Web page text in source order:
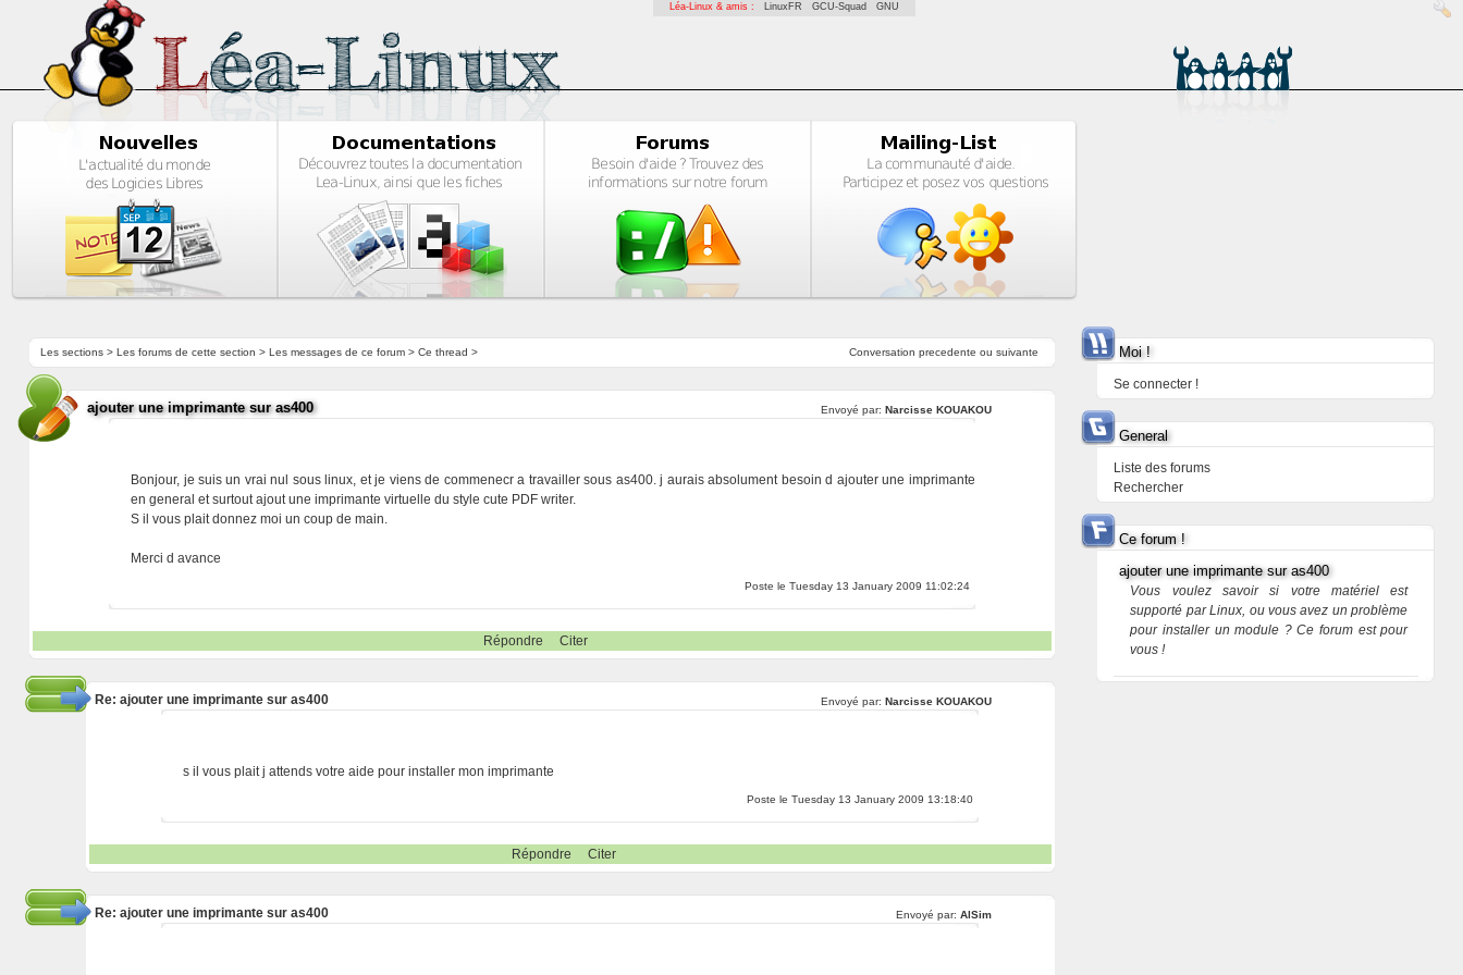
Léa-Linux & amis : LinuxFR GCU-Squad GNU
Conversation precedente ou suivante
Les sections> Les forums de cette section > Les messages de ce forum> Ce thread >
ajouter une imprimante sur as400 Envoyé par: Narcisse KOUAKOU
Bonjour, je suis un vrai nul sous linux, et je viens de commenecr a travailler sous as400. j aurais absolument besoin d ajouter une imprimante
en general et surtout ajout une imprimante virtuelle du style cute PDF writer.
S il vous plait donnez moi un coup de main.
Merci d avance
Poste le Tuesday 13 January 2009 11:02:24
Répondre Citer
Re: ajouter une imprimante sur as400 Envoyé par: Narcisse KOUAKOU
s il vous plait j attends votre aide pour installer mon imprimante
Poste le Tuesday 13 January 2009 13:18:40
Répondre Citer
Re: ajouter une imprimante sur as400 Envoyé par: AlSim
Moi !
Se connecter !
General
Liste des forums
Rechercher
Ce forum !
ajouter une imprimante sur as400
Vous voulez savoir si votre matériel est
supporté par Linux, ou vous avez un problème
pour installer un module ? Ce forum est pour
vous !